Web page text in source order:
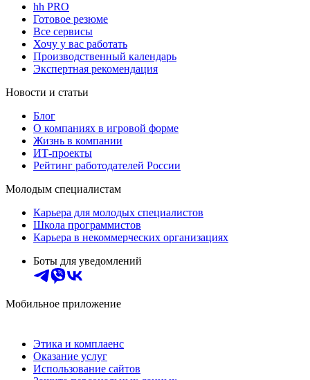
hh PRO
Готовое резюме
Все сервисы
Хочу у вас работать
Производственный календарь
Экспертная рекомендация
Новости и статьи
Блог
О компаниях в игровой форме
Жизнь в компании
ИТ-проекты
Рейтинг работодателей России
Молодым специалистам
Карьера для молодых специалистов
Школа программистов
Карьера в некоммерческих организациях
Боты для уведомлений
Мобильное приложение
Этика и комплаенс
Оказание услуг
Использование сайтов